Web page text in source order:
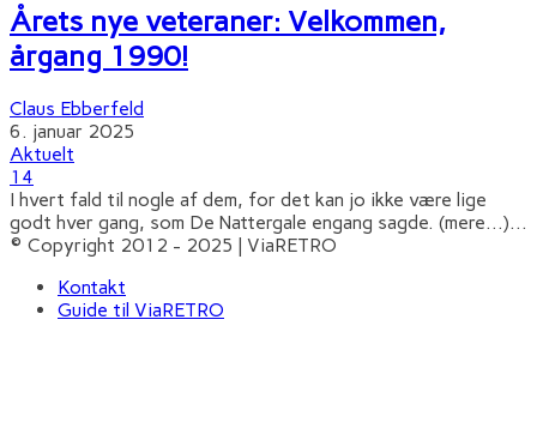
Årets nye veteraner: Velkommen,
årgang 1990!
Claus Ebberfeld
6. januar 2025
Aktuelt
14
I hvert fald til nogle af dem, for det kan jo ikke være lige
godt hver gang, som De Nattergale engang sagde. (mere…)...
© Copyright 2012 - 2025 | ViaRETRO
Kontakt
Guide til ViaRETRO